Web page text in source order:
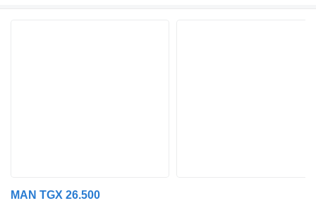
MAN TGX 26.500